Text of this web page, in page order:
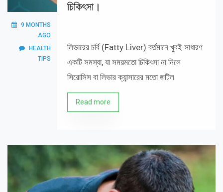
9 MONTHS
AGO
HEALTH
TIPS
চিকিৎসা।
লিভারের চর্বি (Fatty Liver) বর্তমানে খুবই সাধারণ
একটি সমস্যা, যা সময়মতো চিকিৎসা না নিলে
সিরোসিস বা লিভার ক্যান্সারের মতো জটিল
Read more